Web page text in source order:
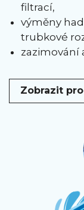
filtrací,
výměny
trubkové
zazimování
Zobrazit